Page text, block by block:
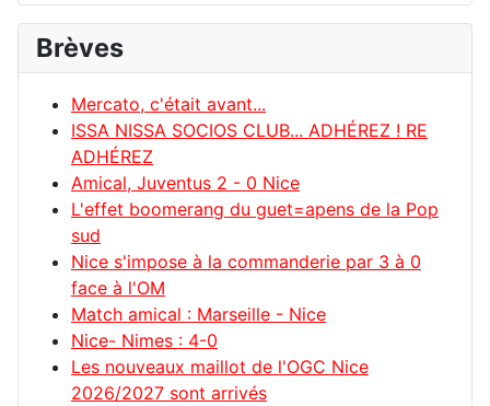
Brèves
Mercato, c'était avant...
ISSA NISSA SOCIOS CLUB... ADHÉREZ ! RE
ADHÉREZ
Amical, Juventus 2 - 0 Nice
L'effet boomerang du guet=apens de la Pop
sud
Nice s'impose à la commanderie par 3 à 0
face à l'OM
Match amical : Marseille - Nice
Nice- Nimes : 4-0
Les nouveaux maillot de l'OGC Nice
2026/2027 sont arrivés